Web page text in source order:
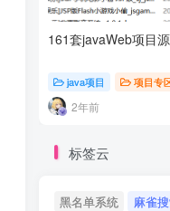
161套javaWeb项目
java项目 项目专
2年前
标签云
黑名单系统 麻雀